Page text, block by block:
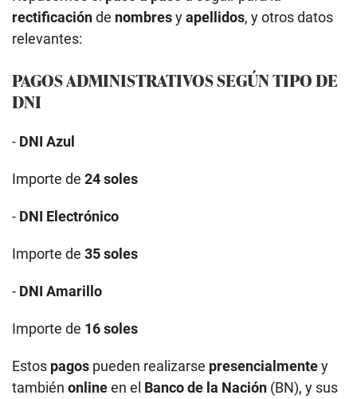
rectificaciónde nombresyapellidos, y otros datos
relevantes:
PAGOS ADMINISTRATIVOS SEGÚN TIPO DE
DNI
- DNI Azul
Importe de 24 soles
- DNI Electrónico
Importe de 35 soles
- DNI Amarillo
Importe de 16 soles
Estos pagos pueden realizarse presencialmentey
también onlineen el Banco de la Nación (BN), y sus